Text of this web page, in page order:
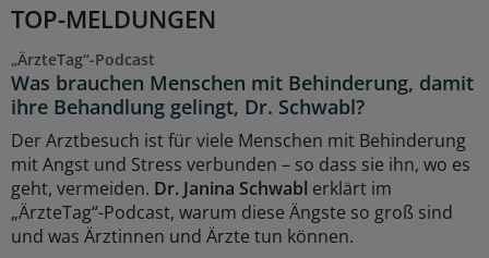
TOP-MELDUNGEN
„ÄrzteTag“-Podcast
Was brauchen Menschen mit Behinderung, damit
ihre Behandlung gelingt, Dr. Schwabl?
Der Arztbesuch ist für viele Menschen mit Behinderung
mit Angst und Stress verbunden – so dass sie ihn, wo es
geht, vermeiden. Dr. Janina Schwabl erklärt im
„ÄrzteTag“-Podcast, warum diese Ängste so groß sind
und was Ärztinnen und Ärzte tun können.